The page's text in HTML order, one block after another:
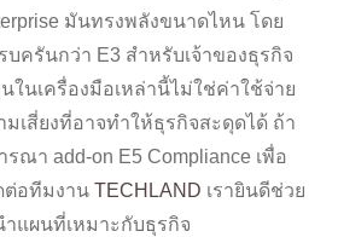
มันทรงพลังขนาดไหน โดย
บครันกว่า E3 สำหรับเจ้าของธุรกิจ
ในเครื่องมือเหล่านี้ไม่ใช่ค่าใช้จ่าย
เสี่ยงที่อาจทำให้ธุรกิจสะดุดได้ ถ้า
ณา add-on E5 Compliance เพื่อ
ต่อทีมงานTECHLAND เรายินดีช่วย
แผนที่เหมาะกับธุรกิจ